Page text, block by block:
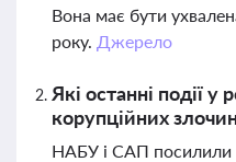
Вона має бути
року. Джерело
Які останні події у
корупційних
НАБУ і САП посилили